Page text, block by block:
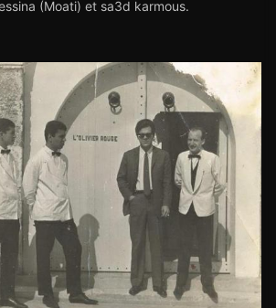
(Moati) et sa3d karmous.